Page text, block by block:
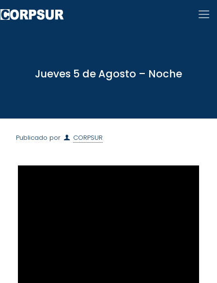
Jueves 5 de Agosto – Noche
Publicado por CORPSUR